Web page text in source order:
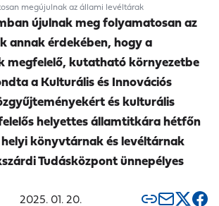
megújulnak az állami levéltárak
újulnak meg folyamatosan az
annak érdekében, hogy a
megfelelő, kutatható környezetbe
a Kulturális és Innovációs
és kulturális
helyettes államtitkára hétfőn
könyvtárnak és levéltárnak
Tudásközpont ünnepélyes
2025. 01. 20.